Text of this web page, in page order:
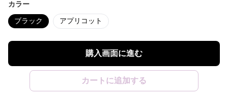
カラー
ブラック アプリコット
購入画面に進む
カートに追加する